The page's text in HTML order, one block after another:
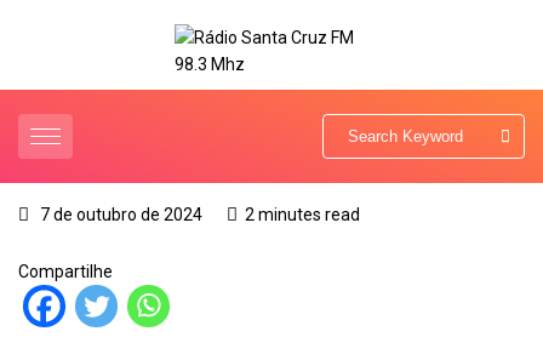
7 de outubro de 2024 2 minutes read
Compartilhe